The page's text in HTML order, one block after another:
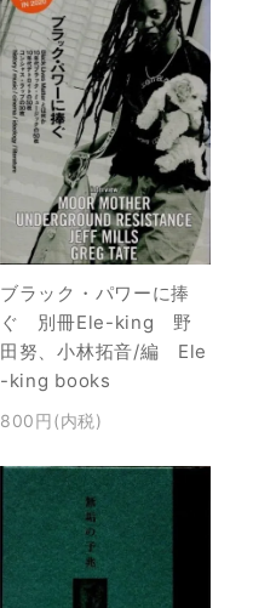
ブラック・パワーに捧
ぐ 別冊Ele-king 野
田努、小林拓音/編 Ele
-king books
800円(内税)